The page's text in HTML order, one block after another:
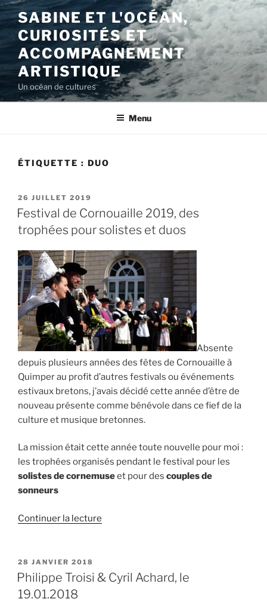
Aller
au
contenu
principal
SABINE ET L'OCÉAN,
CURIOSITÉS ET
ACCOMPAGNEMENT
ARTISTIQUE
Un océan de cultures
Menu
ÉTIQUETTE : DUO
PUBLIÉ
LE
26 JUILLET 2019
Festival de Cornouaille 2019, des
trophées pour solistes et duos
Absente
depuis plusieurs années des fêtes de Cornouaille à
Quimper au profit d’autres festivals ou événements
estivaux bretons, j’avais décidé cette année d’être de
nouveau présente comme bénévole dans ce fief de la
culture et musique bretonnes.
La mission était cette année toute nouvelle pour moi :
les trophées organisés pendant le festival pour les
solistes de cornemuseet pour des couples de
sonneurs
Continuer la lecture
2019,
PUBLIÉ
LE
28 JANVIER 2018
Philippe Troisi & Cyril Achard, le
19.01.2018